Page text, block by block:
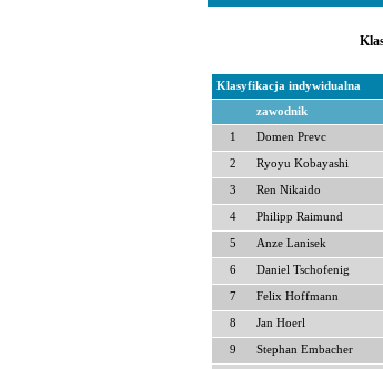
Klasyfikacja indywidualna
zawodnik
1 Domen Prevc
2 Ryoyu Kobayashi
3 Ren Nikaido
4 Philipp Raimund
5 Anze Lanisek
6 Daniel Tschofenig
7 Felix Hoffmann
8 Jan Hoerl
9 Stephan Embacher